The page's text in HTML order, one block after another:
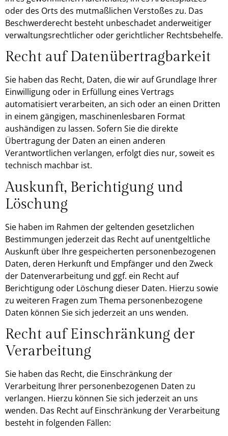
oder des Orts des mutmaßlichen Verstoßes zu. Das
Beschwerderecht besteht unbeschadet anderweitiger
verwaltungsrechtlicher oder gerichtlicher Rechtsbehelfe.
Recht auf Daten­übertrag­barkeit
Sie haben das Recht, Daten, die wir auf Grundlage Ihrer
Einwilligung oder in Erfüllung eines Vertrags
automatisiert verarbeiten, an sich oder an einen Dritten
in einem gängigen, maschinenlesbaren Format
aushändigen zu lassen. Sofern Sie die direkte
Übertragung der Daten an einen anderen
Verantwortlichen verlangen, erfolgt dies nur, soweit es
technisch machbar ist.
Auskunft, Berichtigung und
Löschung
Sie haben im Rahmen der geltenden gesetzlichen
Bestimmungen jederzeit das Recht auf unentgeltliche
Auskunft über Ihre gespeicherten personenbezogenen
Daten, deren Herkunft und Empfänger und den Zweck
der Datenverarbeitung und ggf. ein Recht auf
Berichtigung oder Löschung dieser Daten. Hierzu sowie
zu weiteren Fragen zum Thema personenbezogene
Daten können Sie sich jederzeit an uns wenden.
Recht auf Einschränkung der
Verarbeitung
Sie haben das Recht, die Einschränkung der
Verarbeitung Ihrer personenbezogenen Daten zu
verlangen. Hierzu können Sie sich jederzeit an uns
wenden. Das Recht auf Einschränkung der Verarbeitung
besteht in folgenden Fällen: